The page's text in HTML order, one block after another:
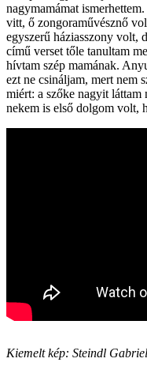
nagymamámat
vitt, ő zongoraművésznő
egyszerű háziasszony volt,
című verset tőle tanultam
hívtam szép mamának.
ezt ne csináljam, mert nem
miért: a szőke nagyit láttam
nekem is első dolgom volt,
Kiemelt kép: Steindl